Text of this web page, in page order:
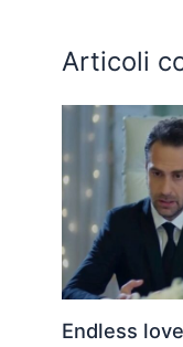
Articoli
Endless